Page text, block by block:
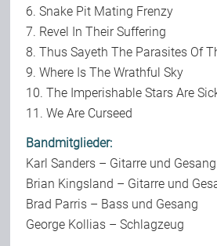
6. Snake Pit Mating Frenzy
7. Revel In Their Suffering
8. Thus Sayeth The Parasites Of
9. Where Is The Wrathful Sky
10. The Imperishable Stars Are
11. We Are Curseed
Bandmitglieder:
Karl Sanders – Gitarre und Gesang
Brian Kingsland – Gitarre und
Brad Parris – Bass und Gesang
George Kollias – Schlagzeug